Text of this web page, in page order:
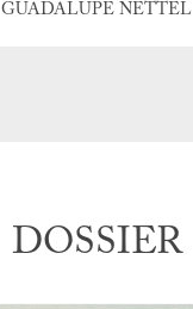
GUADALUPE NETTEL
DOSSIER